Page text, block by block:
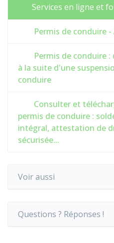
Services en ligne et
Permis de conduire -
Permis de conduire
à la suite d'une
conduire
Consulter et
permis de conduire :
intégral, attestation de
sécurisée...
Voir aussi
Questions ? Réponses !